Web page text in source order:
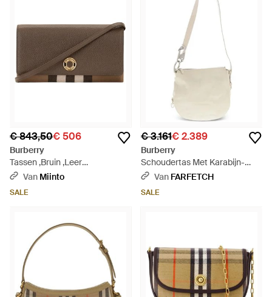
€ 843,50€ 506
Burberry
Tassen ,Bruin ,Leer
Schoudertas - Bruin
Van Miinto
SALE
€ 3.161€ 2.389
Burberry
Schoudertas Met Karabijn-
Detail - Wit
Van FARFETCH
SALE